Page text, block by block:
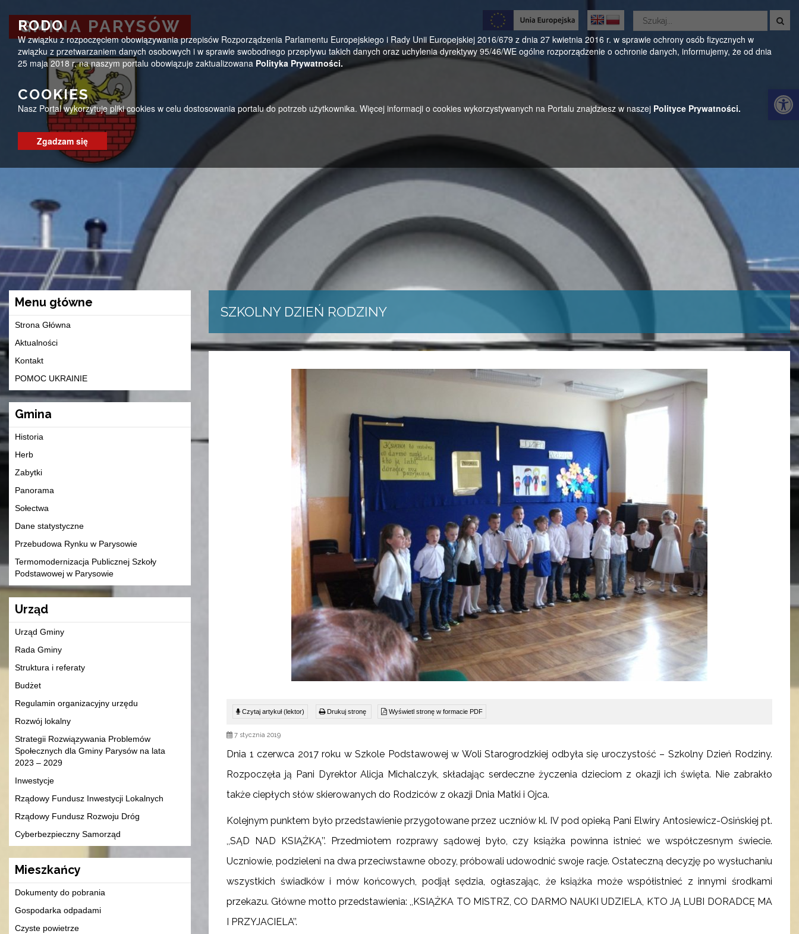
RODO
W związku z rozpoczęciem obowiązywania przepisów Rozporządzenia Parlamentu Europejskiego i Rady Unii Europejskiej 2016/679 z dnia 27 kwietnia 2016 r. w sprawie ochrony osób fizycznych w
związku z przetwarzaniem danych osobowych i w sprawie swobodnego przepływu takich danych oraz uchylenia dyrektywy 95/46/WE ogólne rozporządzenie o ochronie danych, informujemy, że od dnia
25 maja 2018 r. na naszym portalu obowiązuje zaktualizowana Polityka Prywatności.
COOKIES
Nasz Portal wykorzytuje pliki cookies w celu dostosowania portalu do potrzeb użytkownika. Więcej informacji o cookies wykorzystywanych na Portalu znajdziesz w naszej Polityce Prywatności.
Zgadzam się
GMINA PARYSÓW
Oficjalny serwis Gminy Parysów
ul. Kościuszki 28, 08-441 Parysów, mazowieckie
GMINA PARYSÓW
Wyszukaj
serwisie
Menu główne
Strona Główna
Aktualności
Kontakt
POMOC UKRAINIE
Gmina
Historia
Herb
Zabytki
Panorama
Sołectwa
Dane statystyczne
Przebudowa Rynku w Parysowie
Termomodernizacja Publicznej Szkoły
Podstawowej w Parysowie
Urząd
Urząd Gminy
Rada Gminy
Struktura i referaty
Budżet
Regulamin organizacyjny urzędu
Rozwój lokalny
Strategii Rozwiązywania Problemów
Społecznych dla Gminy Parysów na lata
2023 – 2029
Inwestycje
Rządowy Fundusz Inwestycji Lokalnych
Rządowy Fundusz Rozwoju Dróg
Cyberbezpieczny Samorząd
Mieszkańcy
Dokumenty do pobrania
Gospodarka odpadami
Czyste powietrze
SZKOLNY DZIEŃ RODZINY
Czytaj artykuł (lektor) Drukuj stronę Wyświetl stronę w formacie PDF
7 stycznia 2019
Dnia 1 czerwca 2017 roku w Szkole Podstawowej w Woli Starogrodzkiej odbyła się uroczystość – Szkolny Dzień Rodziny.
Rozpoczęła ją Pani Dyrektor Alicja Michalczyk, składając serdeczne życzenia dzieciom z okazji ich święta. Nie zabrakło
także ciepłych słów skierowanych do Rodziców z okazji Dnia Matki i Ojca.
Kolejnym punktem było przedstawienie przygotowane przez uczniów kl. IV pod opieką Pani Elwiry Antosiewicz-Osińskiej pt.
,,SĄD NAD KSIĄŻKĄ’’. Przedmiotem rozprawy sądowej było, czy książka powinna istnieć we współczesnym świecie.
Uczniowie, podzieleni na dwa przeciwstawne obozy, próbowali udowodnić swoje racje. Ostateczną decyzję po wysłuchaniu
wszystkich świadków i mów końcowych, podjął sędzia, ogłaszając, że książka może współistnieć z innymi środkami
przekazu. Główne motto przedstawienia: ,,KSIĄŻKA TO MISTRZ, CO DARMO NAUKI UDZIELA, KTO JĄ LUBI DORADCĘ MA
I PRZYJACIELA’’.